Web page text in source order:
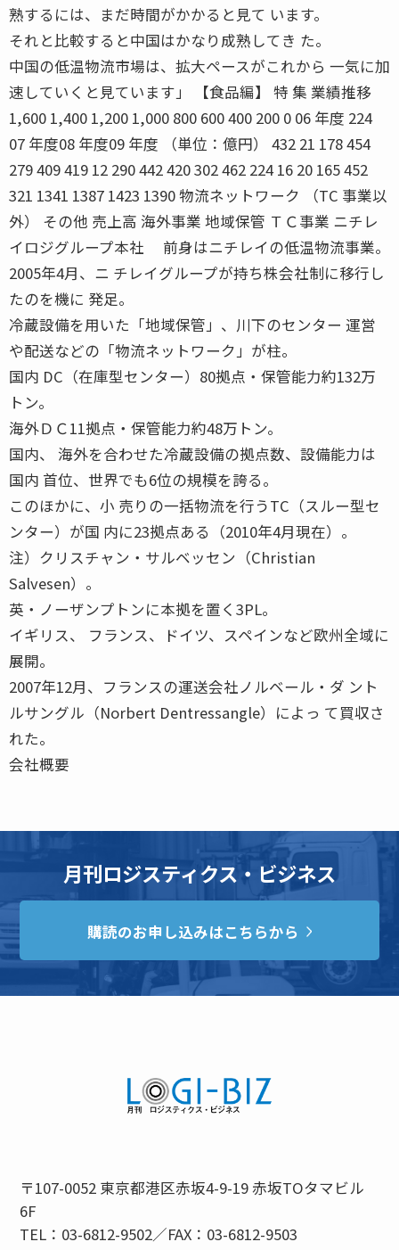
熟するには、まだ時間がかかると見て います。
それと比較すると中国はかなり成熟してき た。
中国の低温物流市場は、拡大ペースがこれから 一気に加
速していくと見ています」 【食品編】 特 集 業績推移
1,600 1,400 1,200 1,000 800 600 400 200 0 06 年度 224
07 年度08 年度09 年度 （単位：億円） 432 21 178 454
279 409 419 12 290 442 420 302 462 224 16 20 165 452
321 1341 1387 1423 1390 物流ネットワーク （TC 事業以
外） その他 売上高 海外事業 地域保管 ＴＣ事業 ニチレ
イロジグループ本社 前身はニチレイの低温物流事業。
2005年4月、ニ チレイグループが持ち株会社制に移行し
たのを機に 発足。
冷蔵設備を用いた「地域保管」、川下のセンター 運営
や配送などの「物流ネットワーク」が柱。
国内 DC（在庫型センター）80拠点・保管能力約132万
トン。
海外ＤＣ11拠点・保管能力約48万トン。
国内、 海外を合わせた冷蔵設備の拠点数、設備能力は
国内 首位、世界でも6位の規模を誇る。
このほかに、小 売りの一括物流を行うTC（スルー型セ
ンター）が国 内に23拠点ある（2010年4月現在）。
注）クリスチャン・サルベッセン（Christian
Salvesen）。
英・ノーザンプトンに本拠を置く3PL。
イギリス、 フランス、ドイツ、スペインなど欧州全域に
展開。
2007年12月、フランスの運送会社ノルベール・ダ ント
ルサングル（Norbert Dentressangle）によっ て買収さ
れた。
会社概要
月刊ロジスティクス・ビジネス
購読のお申し込みはこちらから
〒107-0052 東京都港区赤坂4-9-19 赤坂TOタマビル
6F
TEL：03-6812-9502／FAX：03-6812-9503